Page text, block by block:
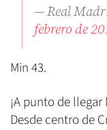
— Real
febrero de
Min 43.
¡A punto de
Desde centro de